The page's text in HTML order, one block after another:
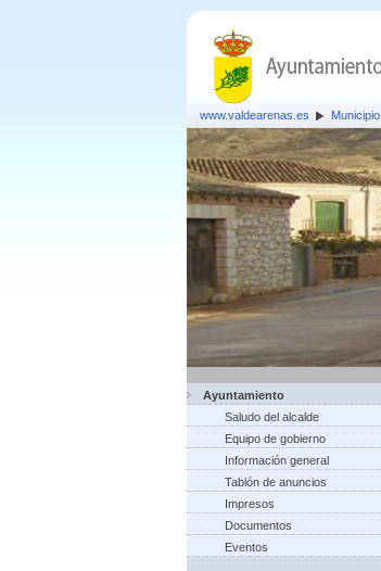
www.valdearenas.es Municipio
Ayuntamiento
Saludo del alcalde
Equipo de gobierno
Información general
Tablón de anuncios
Impresos
Documentos
Eventos